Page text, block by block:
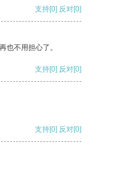
支持[0] 反对[0]
也不用担心了。
支持[0] 反对[0]
支持[0] 反对[0]